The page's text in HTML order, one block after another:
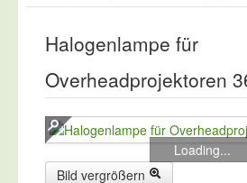
Tafelreinigung
Zeichengeräte
Halogenlampe für
Overheadprojektoren
Loading...
Bild vergrößern